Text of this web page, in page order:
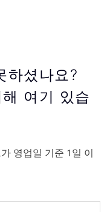
하셨나요?
여기 있습
영업일 기준 1일 이